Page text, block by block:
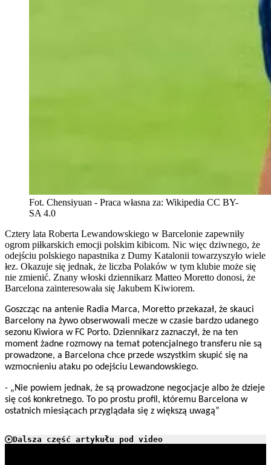
Fot. Chensiyuan - Praca własna za: Wikipedia CC BY-
SA 4.0
Cztery lata Roberta Lewandowskiego w Barcelonie zapewniły
ogrom piłkarskich emocji polskim kibicom. Nic więc dziwnego, że
odejściu polskiego napastnika z Dumy Katalonii towarzyszyło wiele
łez. Okazuje się jednak, że liczba Polaków w tym klubie może się
nie zmienić. Znany włoski dziennikarz Matteo Moretto donosi, że
Barcelona zainteresowała się Jakubem Kiwiorem.
Goszcząc na antenie Radia Marca, Moretto przekazał, że skauci
Barcelony na żywo obserwowali mecze w czasie bardzo udanego
sezonu Kiwiora w FC Porto. Dziennikarz zaznaczył, że na ten
moment żadne rozmowy na temat potencjalnego transferu nie są
prowadzone, a Barcelona chce przede wszystkim skupić się na
wzmocnieniu ataku po odejściu Lewandowskiego.
- „Nie powiem jednak, że są prowadzone negocjacje albo że dzieje
się coś konkretnego. To po prostu profil, któremu Barcelona w
ostatnich miesiącach przyglądała się z większą uwagą”
Dalsza część artykułu pod video